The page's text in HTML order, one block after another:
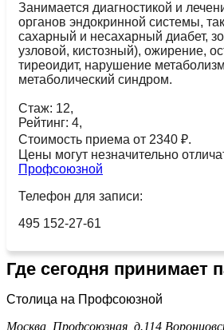
Занимается диагностикой и
органов эндокринной системы,
сахарный и несахарный диабет,
узловой, кистозный), ожирение,
тиреоидит, нарушение
метаболический синдром.
Стаж: 12,
Рейтинг: 4,
Стоимость приема от 2340 ₽.
Цены могут незначительно
Профсоюзной
Телефон для записи:
495 152-27-61
Где сегодня принимает
Столица на Профсоюзной
Москва, Профсоюзная, д.114